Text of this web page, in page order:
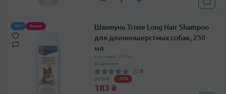
Хит Акция
Шампунь Trixie Long Hair Shampoo
для длинношерстных собак, 250
мл
Код товара: 37606
В наличии
0
229 ₴ -20%
183 ₴